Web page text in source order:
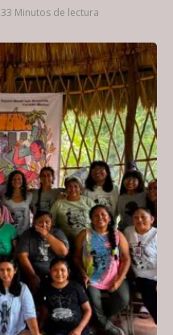
33 Minutos de lectura